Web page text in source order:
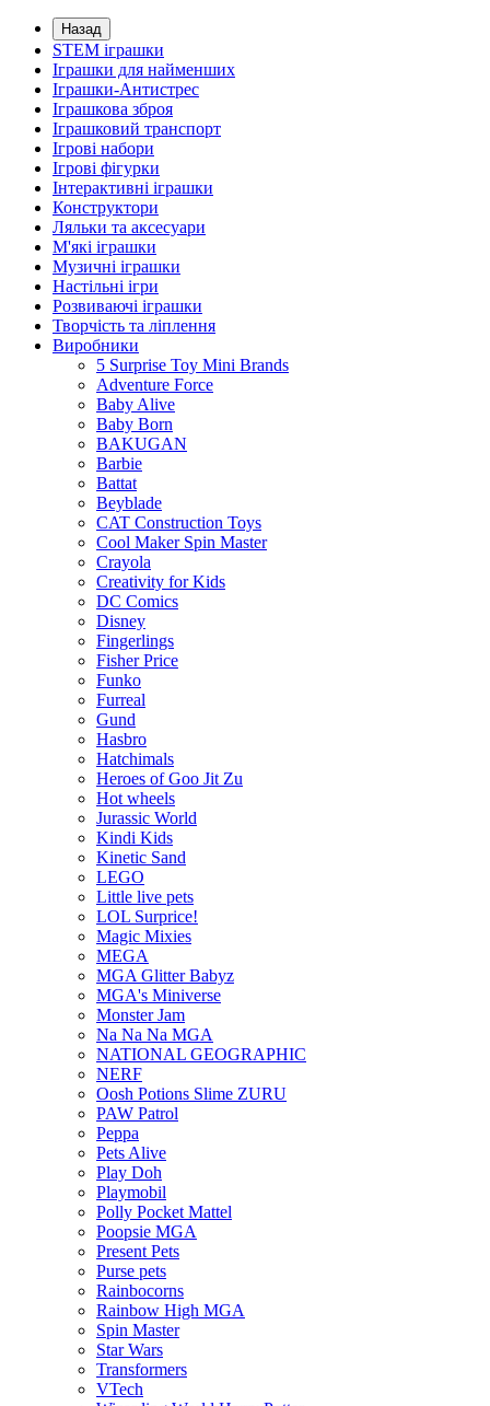
Назад
STEM іграшки
Іграшки для найменших
Іграшки-Антистрес
Іграшкова зброя
Іграшковий транспорт
Ігрові набори
Ігрові фігурки
Інтерактивні іграшки
Конструктори
Ляльки та аксесуари
М'які іграшки
Музичні іграшки
Настільні iгри
Розвиваючі іграшки
Творчість та ліплення
Виробники
5 Surprise Toy Mini Brands
Adventure Force
Baby Alive
Baby Born
BAKUGAN
Barbie
Battat
Beyblade
CAT Construction Toys
Cool Maker Spin Master
Crayola
Creativity for Kids
DC Comics
Disney
Fingerlings
Fisher Price
Funko
Furreal
Gund
Hasbro
Hatchimals
Heroes of Goo Jit Zu
Hot wheels
Jurassic World
Kindi Kids
Kinetic Sand
LEGO
Little live pets
LOL Surprice!
Magic Mixies
MEGA
MGA Glitter Babyz
MGA's Miniverse
Monster Jam
Na Na Na MGA
NATIONAL GEOGRAPHIC
NERF
Oosh Potions Slime ZURU
PAW Patrol
Peppa
Pets Alive
Play Doh
Playmobil
Polly Pocket Mattel
Poopsie MGA
Present Pets
Purse pets
Rainbocorns
Rainbow High MGA
Spin Master
Star Wars
Transformers
VTech